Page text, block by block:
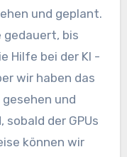
und geplant.
gedauert, bis
Hilfe bei der KI -
wir haben das
und
der GPUs
können wir